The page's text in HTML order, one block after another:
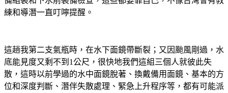
練和導潛一直叮嚀提醒。
這趟我第二支氣瓶時，在水下面鏡帶斷裂；又因颱風剛過，水
底能見度又剩不到1公尺，很快地我們這組三個人就彼此失
散，這時以前學過的水中面鏡脫著、換戴備用面鏡、基本的方
位和深度判斷、潛伴失散處理、緊急上升程序等，都有可能派